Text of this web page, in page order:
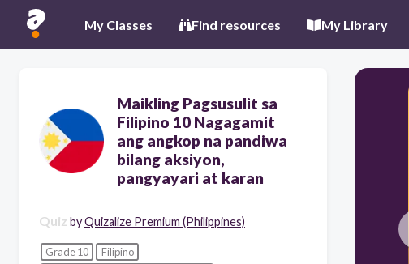
My Classes Find resources My Library
Maikling Pagsusulit sa
Filipino 10 Nagagamit
ang angkop na pandiwa
bilang aksiyon,
pangyayari at karan
Quiz byQuizalize Premium (Philippines)
Grade 10
Filipino